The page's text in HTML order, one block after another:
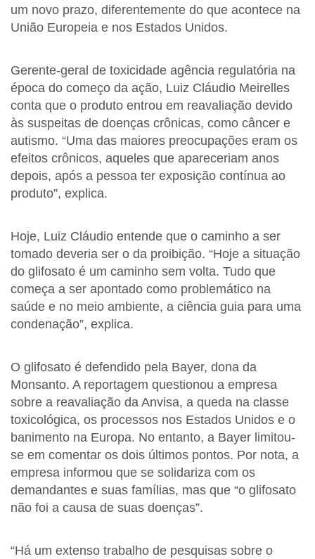
um novo prazo, diferentemente do que acontece na
União Europeia e nos Estados Unidos.
Gerente-geral de toxicidade agência regulatória na
época do começo da ação, Luiz Cláudio Meirelles
conta que o produto entrou em reavaliação devido
às suspeitas de doenças crônicas, como câncer e
autismo. “Uma das maiores preocupações eram os
efeitos crônicos, aqueles que apareceriam anos
depois, após a pessoa ter exposição contínua ao
produto”, explica.
Hoje, Luiz Cláudio entende que o caminho a ser
tomado deveria ser o da proibição. “Hoje a situação
do glifosato é um caminho sem volta. Tudo que
começa a ser apontado como problemático na
saúde e no meio ambiente, a ciência guia para uma
condenação”, explica.
O glifosato é defendido pela Bayer, dona da
Monsanto. A reportagem questionou a empresa
sobre a reavaliação da Anvisa, a queda na classe
toxicológica, os processos nos Estados Unidos e o
banimento na Europa. No entanto, a Bayer limitou-
se em comentar os dois últimos pontos. Por nota, a
empresa informou que se solidariza com os
demandantes e suas famílias, mas que “o glifosato
não foi a causa de suas doenças”.
“Há um extenso trabalho de pesquisas sobre o